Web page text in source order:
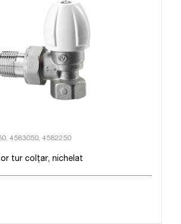
4583050, 4582250
tur colţar, nichelat